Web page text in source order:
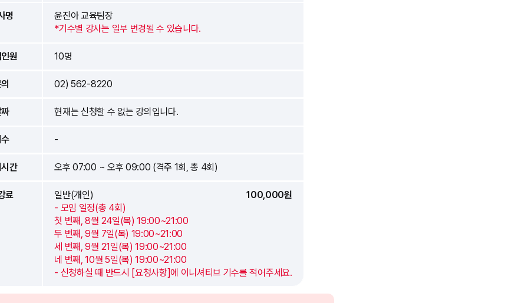
명
윤진아 교육팀장
*기수별 강사는 일부 변경될 수 있습니다.
원 10명
02) 562-8220
현재는 신청할 수 없는 강의입니다.
-
간 오후 07:00 ~ 오후 09:00 (격주 1회, 총 4회)
료 일반(개인)
100,000원
- 모임 일정(총 4회)
첫 번째, 8월 24일(목) 19:00~21:00
두 번째, 9월 7일(목) 19:00~21:00
세 번째, 9월 21일(목) 19:00~21:00
네 번째, 10월 5일(목) 19:00~21:00
- 신청하실 때 반드시 [요청사항]에 이니셔티브 기수를 적어주세요.